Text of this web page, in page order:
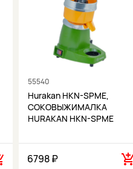
55540
Hurakan HKN-SPME,
СОКОВЫЖИМАЛКА
HURAKAN HKN-SPME
6798 ₽